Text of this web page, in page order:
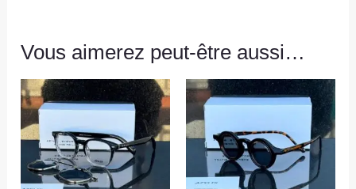
Vous aimerez peut-être aussi…